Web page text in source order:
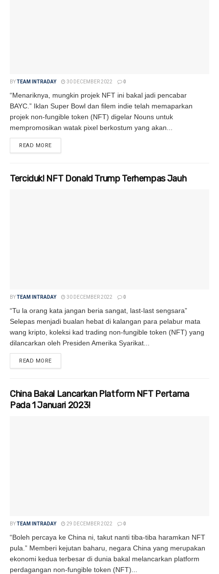
BYTEAM INTRADAY 30 DECEMBER 2022 0
“Menariknya, mungkin projek NFT ini bakal jadi pencabar
BAYC.” Iklan Super Bowl dan filem indie telah memaparkan
projek non-fungible token (NFT) digelar Nouns untuk
mempromosikan watak pixel berkostum yang akan...
READ MORE
Terciduk! NFT Donald Trump Terhempas Jauh
BYTEAM INTRADAY 30 DECEMBER 2022 0
“Tu la orang kata jangan beria sangat, last-last sengsara”
Selepas menjadi bualan hebat di kalangan para pelabur mata
wang kripto, koleksi kad trading non-fungible token (NFT) yang
dilancarkan oleh Presiden Amerika Syarikat...
READ MORE
China Bakal Lancarkan Platform NFT Pertama
Pada 1 Januari 2023!
BYTEAM INTRADAY 29 DECEMBER 2022 0
“Boleh percaya ke China ni, takut nanti tiba-tiba haramkan NFT
pula.” Memberi kejutan baharu, negara China yang merupakan
ekonomi kedua terbesar di dunia bakal melancarkan platform
perdagangan non-fungible token (NFT)...